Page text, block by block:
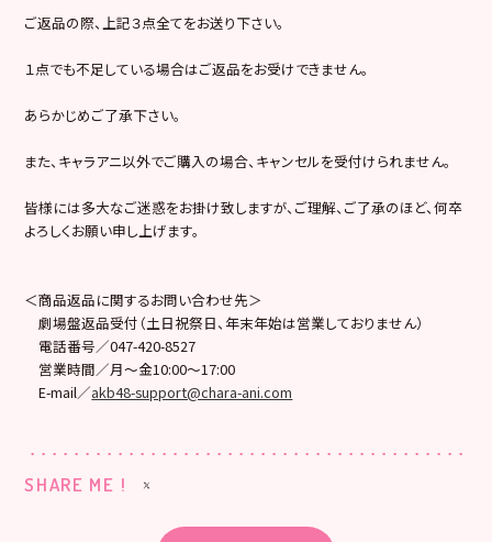
ご返品の際、上記３点全てをお送り下さい。
１点でも不足している場合はご返品をお受けできません。
あらかじめご了承下さい。
また、キャラアニ以外でご購入の場合、キャンセルを受付けられません。
皆様には多大なご迷惑をお掛け致しますが、ご理解、ご了承のほど、何卒
よろしくお願い申し上げます。
＜商品返品に関するお問い合わせ先＞
劇場盤返品受付（土日祝祭日、年末年始は営業しておりません）
電話番号／047-420-8527
営業時間／月～金10:00～17:00
E-mail／akb48-support@chara-ani.com
SHARE ME !